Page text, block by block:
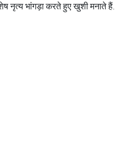
नृत्य भांगड़ा करते हुए खुशी मनाते हैं.